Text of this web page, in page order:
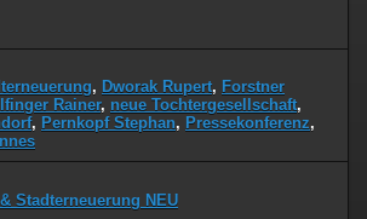
, Dworak Rupert, Forstner
Rainer, neue Tochtergesellschaft,
, Pernkopf Stephan, Pressekonferenz,
Stadterneuerung NEU